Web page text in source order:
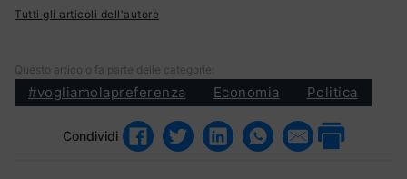
Tutti gli articoli dell'autore
Questo articolo fa parte delle categorie:
#vogliamolapreferenza Economia Politica
Condividi